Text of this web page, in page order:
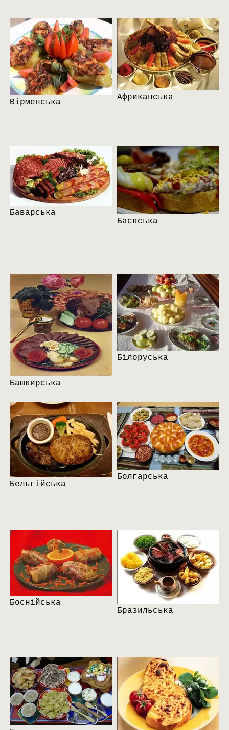
Вірменська
Африканська
Баварська
Баскська
Башкирська
Білоруська
Бельгійська
Болгарська
Боснійська
Бразильська